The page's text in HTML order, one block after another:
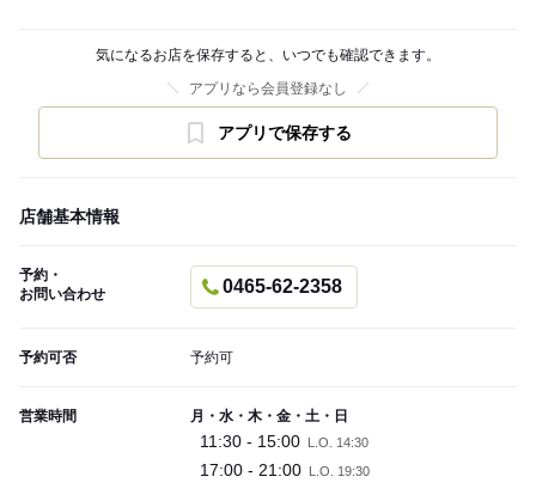
気になるお店を保存すると、いつでも確認できます。
アプリなら会員登録なし
アプリで保存する
店舗基本情報
予約・
お問い合わせ
0465-62-2358
予約可否 予約可
営業時間 月・水・木・金・土・日
11:30 - 15:00 L.O. 14:30
17:00 - 21:00 L.O. 19:30